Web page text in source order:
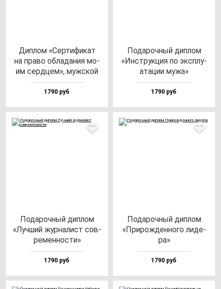
Дип­лом «Сер­ти­фи­кат
на пра­во об­ла­да­ния мо­
им сер­дцем», муж­ской
1790 руб
Пода­роч­ный дип­лом
«Инструк­ция по экс­плу­
ата­ции му­жа»
1790 руб
Пода­роч­ный дип­лом
«Луч­ший жур­на­лист сов­
ре­мен­нос­ти»
1790 руб
Пода­роч­ный дип­лом
«При­рож­ден­но­го ли­де­
ра»
1790 руб